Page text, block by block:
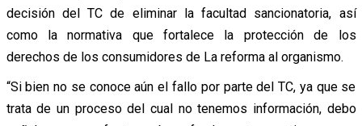
decisión del TC de eliminar la facultad sancionatoria, así
como la normativa que fortalece la protección de los
derechos de los consumidores de La reforma al organismo.
“Si bien no se conoce aún el fallo por parte del TC, ya que se
trata de un proceso del cual no tenemos información, debo